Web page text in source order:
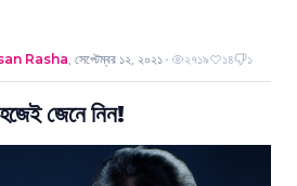
Rasha, সেপ্টেম্বর ১২, ২০২১ ● ২৭১৯ ১৪ ১
জেনে নিন!